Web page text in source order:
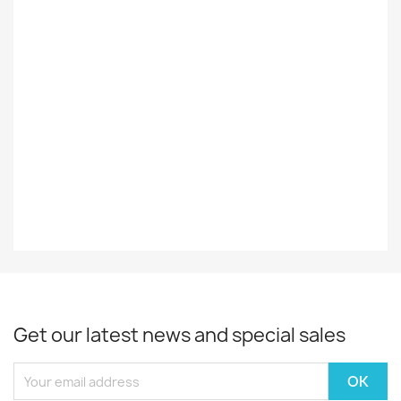
Get our latest news and special sales